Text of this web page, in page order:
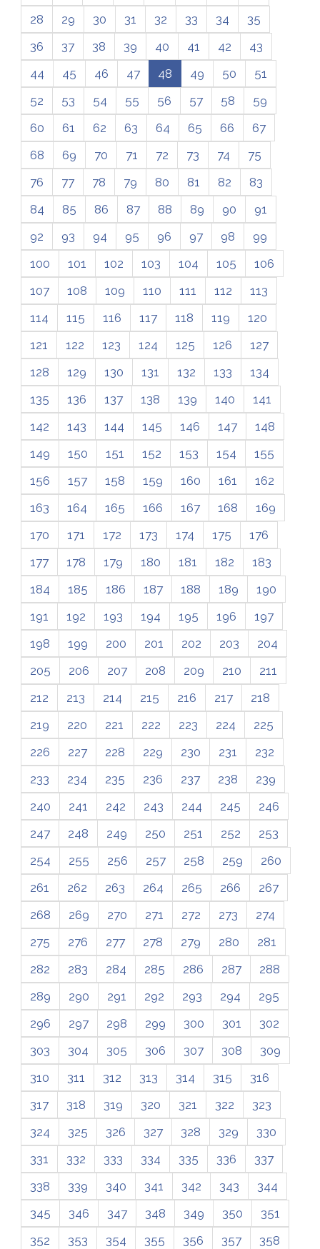
28
29 30 31 32 33 34
35
36
37 38 39 40 41 42
43
44
45 46 47 48 49 50
51
52
53 54 55 56 57 58
59
60
61 62 63 64 65 66
67
68
69 70 71 72 73 74
75
76
77 78 79 80 81 82
83
84
85 86 87 88 89 90
91
92
93 94 95 96 97 98
99
100
101 102 103 104 105
106
107
108 109 110 111 112
113
114
115 116 117 118 119
120
121
122 123 124 125 126
127
128
129 130 131 132 133
134
135
136 137 138 139 140
141
142
143 144 145 146 147
148
149
150 151 152 153 154
155
156
157 158 159 160 161
162
163
164 165 166 167 168
169
170
171 172 173 174 175
176
177
178 179 180 181 182
183
184
185 186 187 188 189
190
191
192 193 194 195 196
197
198
199 200 201 202 203
204
205
206 207 208 209 210
211
212
213 214 215 216 217
218
219
220 221 222 223 224
225
226
227 228 229 230 231
232
233
234 235 236 237 238
239
240
241 242 243 244 245
246
247
248 249 250 251 252
253
254
255 256 257 258 259
260
261
262 263 264 265 266
267
268
269 270 271 272 273
274
275
276 277 278 279 280
281
282
283 284 285 286 287
288
289
290 291 292 293 294
295
296
297 298 299 300 301
302
303
304 305 306 307 308
309
310
311 312 313 314 315
316
317
318 319 320 321 322
323
324
325 326 327 328 329
330
331
332 333 334 335 336
337
338
339 340 341 342 343
344
345
346 347 348 349 350
351
352
353 354 355 356 357 358